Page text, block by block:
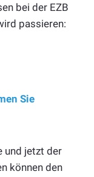
bei der EZB
passieren:
Sie
und jetzt der
können den